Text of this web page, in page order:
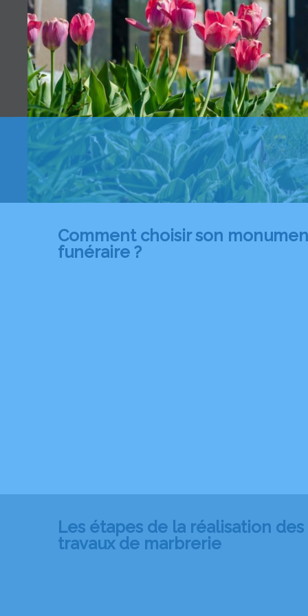
Comment choisir son
funéraire ?
Les étapes de la réalisation des
travaux de marbrerie